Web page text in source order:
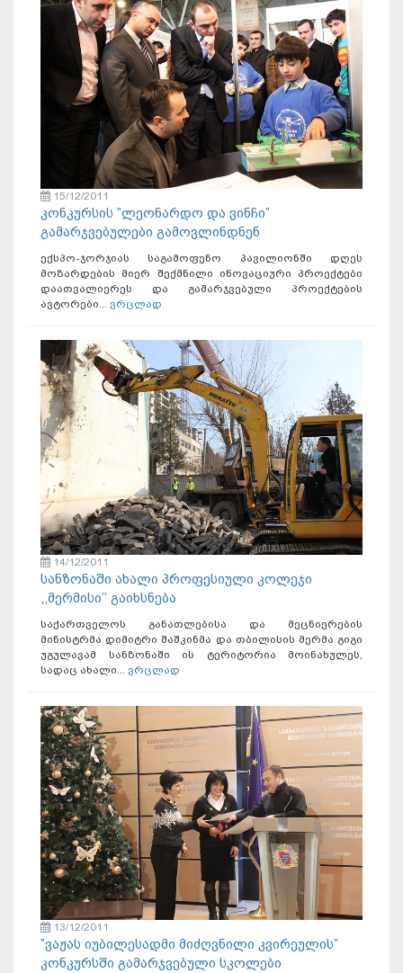
15/12/2011
კონკურსის ”ლეონარდო და ვინჩი”
გამარჯვებულები გამოვლინდნენ
ექსპო-ჯორჯიას საგამოფენო პავილიონში დღეს
მოზარდების მიერ შექმნილი ინოვაციური პროექტები
დაათვალიერეს და გამარჯვებული პროექტების
ავტორები... ვრცლად
14/12/2011
სანზონაში ახალი პროფესიული კოლეჯი
,,მერმისი’’ გაიხსნება
საქართველოს განათლებისა და მეცნიერების
მინისტრმა დიმიტრი შაშკინმა და თბილისის მერმა გიგი
უგულავამ სანზონაში ის ტერიტორია მოინახულეს,
სადაც ახალი... ვრცლად
13/12/2011
”ვაჟას იუბილესადმი მიძღვნილი კვირეულის”
კონკურსში გამარჯვებული სკოლები